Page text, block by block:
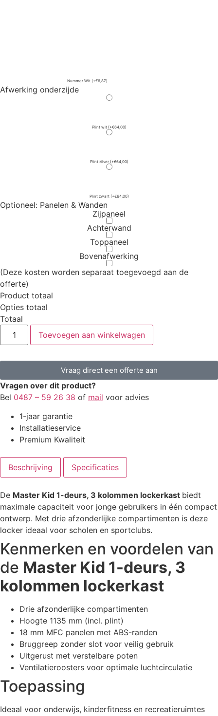
Nummer Wit (+€6,87)
Afwerking onderzijde
Plint wit (+€64,00)
Plint zilver (+€64,00)
Plint zwart (+€64,00)
Optioneel: Panelen & Wanden
Zijpaneel
Achterwand
Toppaneel
Bovenafwerking
(Deze kosten worden separaat toegevoegd aan de
offerte)
Product totaal
Opties totaal
Totaal
Toevoegen aan winkelwagen
Vraag direct een offerte aan
Vragen over dit product?
Bel 0487 – 59 26 38 of mail voor advies
1-jaar garantie
Installatieservice
Premium Kwaliteit
Beschrijving Specificaties
De Master Kid 1-deurs, 3 kolommen lockerkast biedt
maximale capaciteit voor jonge gebruikers in één compact
ontwerp. Met drie afzonderlijke compartimenten is deze
locker ideaal voor scholen en sportclubs.
Kenmerken en voordelen van
de Master Kid 1-deurs, 3
kolommen lockerkast
Drie afzonderlijke compartimenten
Hoogte 1135 mm (incl. plint)
18 mm MFC panelen met ABS-randen
Bruggreep zonder slot voor veilig gebruik
Uitgerust met verstelbare poten
Ventilatieroosters voor optimale luchtcirculatie
Toepassing
Ideaal voor onderwijs, kinderfitness en recreatieruimtes